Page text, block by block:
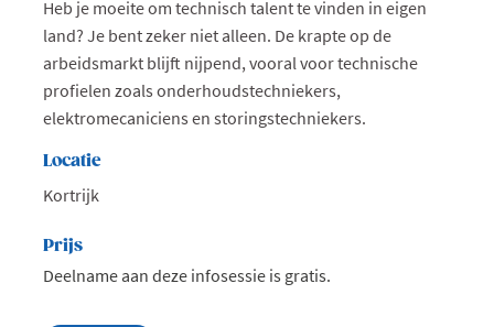
Heb je moeite om technisch talent te vinden in eigen
land? Je bent zeker niet alleen. De krapte op de
arbeidsmarkt blijft nijpend, vooral voor technische
profielen zoals onderhoudstechniekers,
elektromecaniciens en storingstechniekers.
Locatie
Kortrijk
Prijs
Deelname aan deze infosessie is gratis.